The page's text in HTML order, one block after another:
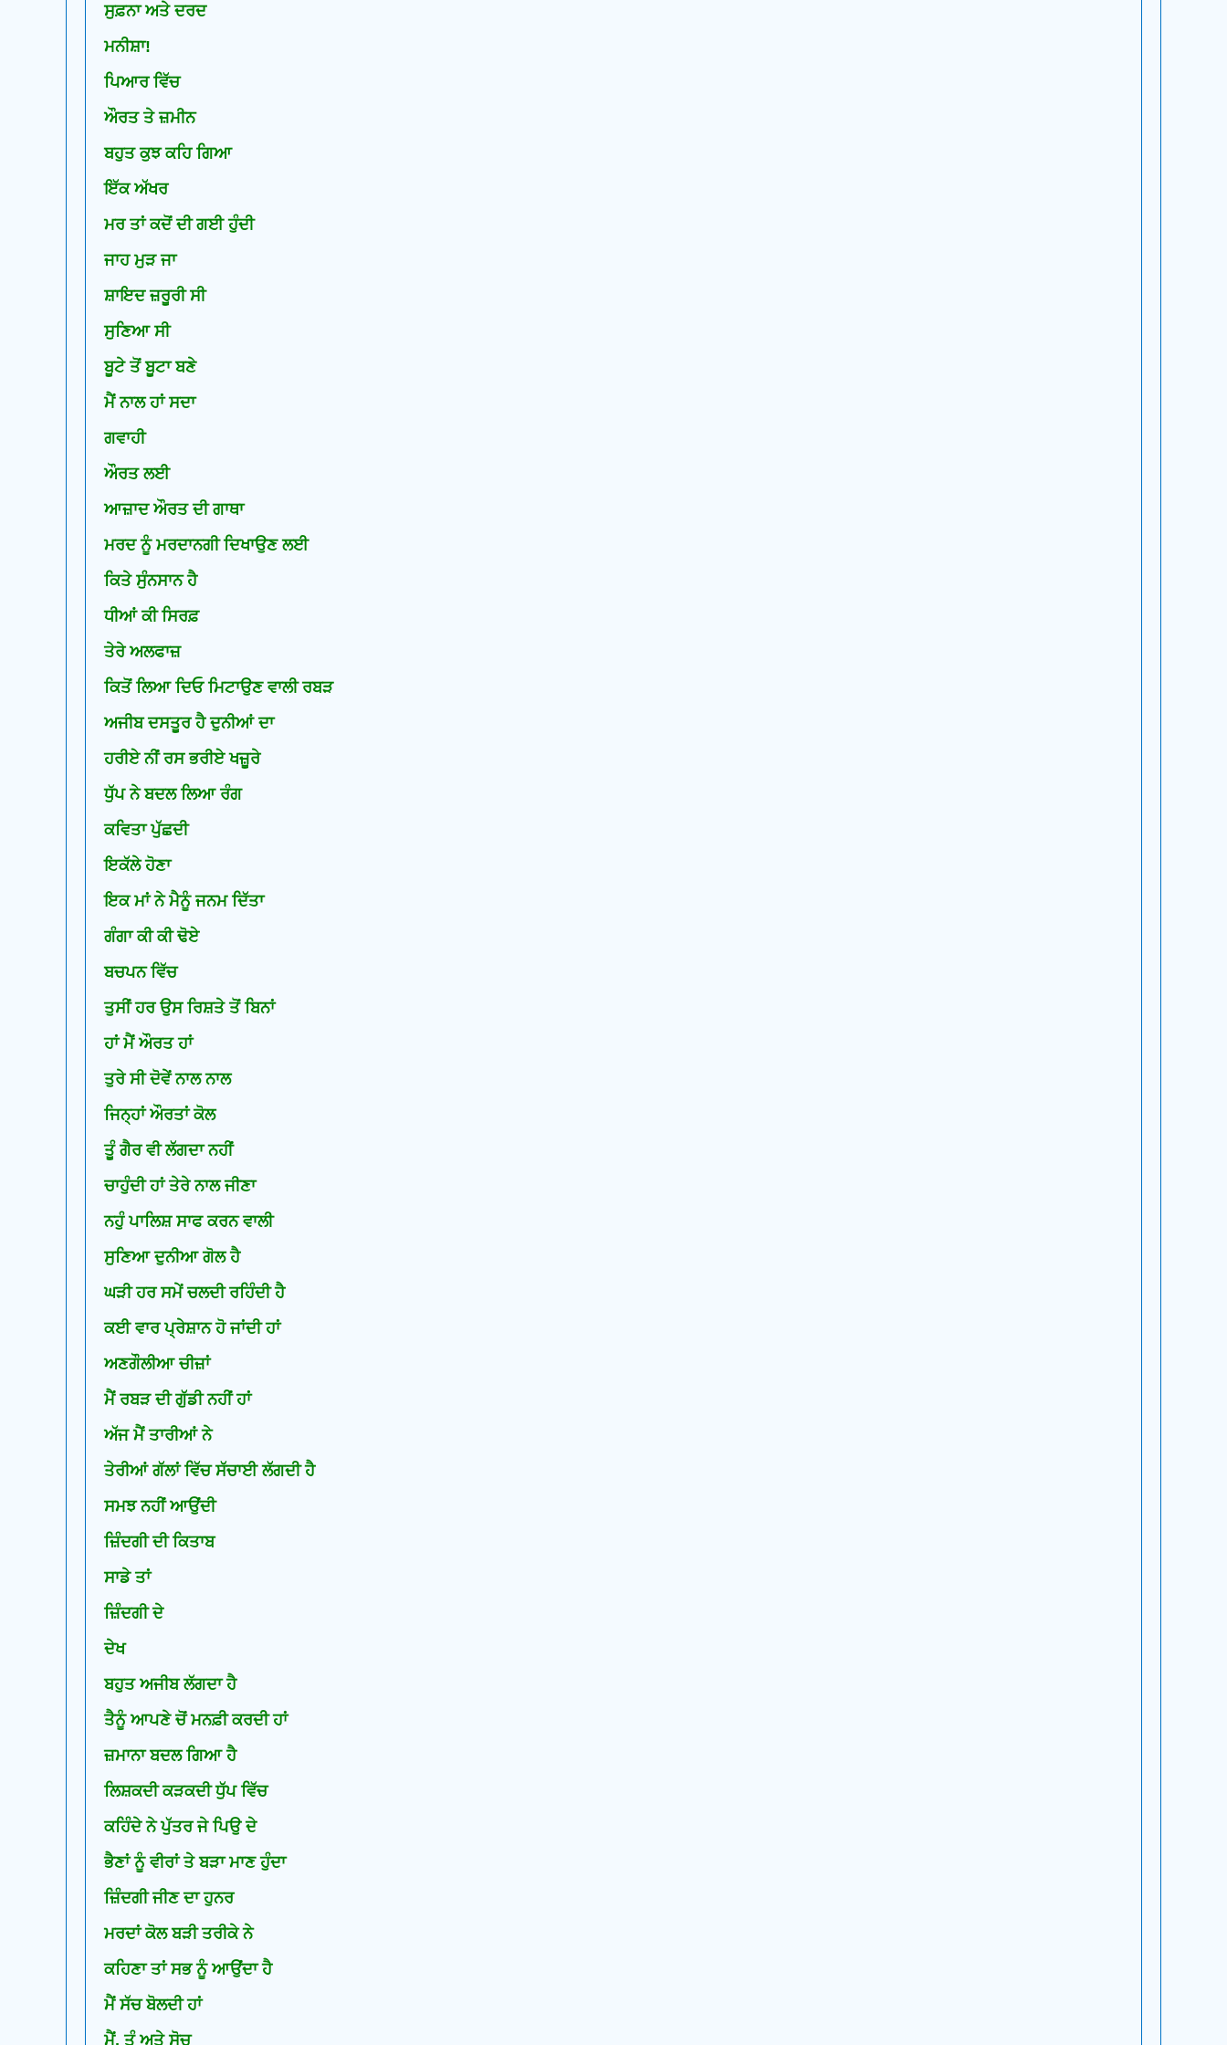
ਸੁਫ਼ਨਾ ਅਤੇ ਦਰਦ
ਮਨੀਸ਼ਾ!
ਪਿਆਰ ਵਿੱਚ
ਔਰਤ ਤੇ ਜ਼ਮੀਨ
ਬਹੁਤ ਕੁਝ ਕਹਿ ਗਿਆ
ਇੱਕ ਅੱਖਰ
ਮਰ ਤਾਂ ਕਦੋਂ ਦੀ ਗਈ ਹੁੰਦੀ
ਜਾਹ ਮੁੜ ਜਾ
ਸ਼ਾਇਦ ਜ਼ਰੂਰੀ ਸੀ
ਸੁਣਿਆ ਸੀ
ਬੂਟੇ ਤੋਂ ਬੂਟਾ ਬਣੇ
ਮੈਂ ਨਾਲ ਹਾਂ ਸਦਾ
ਗਵਾਹੀ
ਔਰਤ ਲਈ
ਆਜ਼ਾਦ ਔਰਤ ਦੀ ਗਾਥਾ
ਮਰਦ ਨੂੰ ਮਰਦਾਨਗੀ ਦਿਖਾਉਣ ਲਈ
ਕਿਤੇ ਸੁੰਨਸਾਨ ਹੈ
ਧੀਆਂ ਕੀ ਸਿਰਫ਼
ਤੇਰੇ ਅਲਫਾਜ਼
ਕਿਤੋਂ ਲਿਆ ਦਿਓ ਮਿਟਾਉਣ ਵਾਲੀ ਰਬੜ
ਅਜੀਬ ਦਸਤੂਰ ਹੈ ਦੁਨੀਆਂ ਦਾ
ਹਰੀਏ ਨੀਂ ਰਸ ਭਰੀਏ ਖਜ਼ੂਰੇ
ਧੁੱਪ ਨੇ ਬਦਲ ਲਿਆ ਰੰਗ
ਕਵਿਤਾ ਪੁੱਛਦੀ
ਇਕੱਲੇ ਹੋਣਾ
ਇਕ ਮਾਂ ਨੇ ਮੈਨੂੰ ਜਨਮ ਦਿੱਤਾ
ਗੰਗਾ ਕੀ ਕੀ ਢੋਏ
ਬਚਪਨ ਵਿੱਚ
ਤੁਸੀਂ ਹਰ ਉਸ ਰਿਸ਼ਤੇ ਤੋਂ ਬਿਨਾਂ
ਹਾਂ ਮੈਂ ਔਰਤ ਹਾਂ
ਤੁਰੇ ਸੀ ਦੋਵੇਂ ਨਾਲ ਨਾਲ
ਜਿਨ੍ਹਾਂ ਔਰਤਾਂ ਕੋਲ
ਤੂੰ ਗੈਰ ਵੀ ਲੱਗਦਾ ਨਹੀਂ
ਚਾਹੁੰਦੀ ਹਾਂ ਤੇਰੇ ਨਾਲ ਜੀਣਾ
ਨਹੁੰ ਪਾਲਿਸ਼ ਸਾਫ ਕਰਨ ਵਾਲੀ
ਸੁਣਿਆ ਦੁਨੀਆ ਗੋਲ ਹੈ
ਘੜੀ ਹਰ ਸਮੇਂ ਚਲਦੀ ਰਹਿੰਦੀ ਹੈ
ਕਈ ਵਾਰ ਪ੍ਰੇਸ਼ਾਨ ਹੋ ਜਾਂਦੀ ਹਾਂ
ਅਣਗੌਲੀਆ ਚੀਜ਼ਾਂ
ਮੈਂ ਰਬੜ ਦੀ ਗੁੱਡੀ ਨਹੀਂ ਹਾਂ
ਅੱਜ ਮੈਂ ਤਾਰੀਆਂ ਨੇ
ਤੇਰੀਆਂ ਗੱਲਾਂ ਵਿੱਚ ਸੱਚਾਈ ਲੱਗਦੀ ਹੈ
ਸਮਝ ਨਹੀਂ ਆਉਂਦੀ
ਜ਼ਿੰਦਗੀ ਦੀ ਕਿਤਾਬ
ਸਾਡੇ ਤਾਂ
ਜ਼ਿੰਦਗੀ ਦੇ
ਦੇਖ
ਬਹੁਤ ਅਜੀਬ ਲੱਗਦਾ ਹੈ
ਤੈਨੂੰ ਆਪਣੇ ਚੋਂ ਮਨਫ਼ੀ ਕਰਦੀ ਹਾਂ
ਜ਼ਮਾਨਾ ਬਦਲ ਗਿਆ ਹੈ
ਲਿਸ਼ਕਦੀ ਕੜਕਦੀ ਧੁੱਪ ਵਿੱਚ
ਕਹਿੰਦੇ ਨੇ ਪੁੱਤਰ ਜੇ ਪਿਉ ਦੇ
ਭੈਣਾਂ ਨੂੰ ਵੀਰਾਂ ਤੇ ਬੜਾ ਮਾਣ ਹੁੰਦਾ
ਜ਼ਿੰਦਗੀ ਜੀਣ ਦਾ ਹੁਨਰ
ਮਰਦਾਂ ਕੋਲ ਬੜੀ ਤਰੀਕੇ ਨੇ
ਕਹਿਣਾ ਤਾਂ ਸਭ ਨੂੰ ਆਉਂਦਾ ਹੈ
ਮੈਂ ਸੱਚ ਬੋਲਦੀ ਹਾਂ
ਮੈਂ, ਤੂੰ ਅਤੇ ਸੋਚ